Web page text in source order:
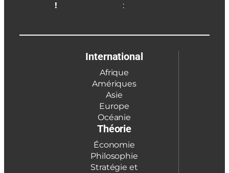
!
:
International
Afrique
Amériques
Asie
Europe
Océanie
Théorie
Économie
Philosophie
Stratégie et